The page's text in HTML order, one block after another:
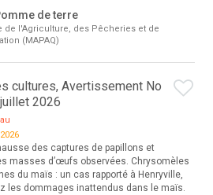
de terre
de l'Agriculture, des Pêcheries et de
(MAPAQ)
cultures, Avertissement No
2026
des captures de papillons et
masses d’œufs observées. Chrysomèles
du maïs : un cas rapporté à Henryville,
les dommages inattendus dans le maïs.